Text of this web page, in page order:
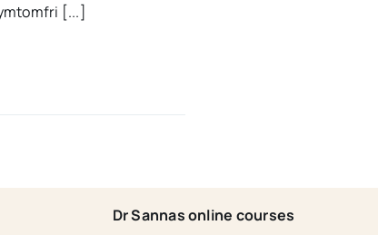
[...]
Dr Sannas online courses